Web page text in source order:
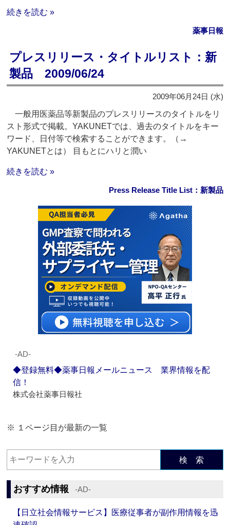
続きを読む »
薬事日報
プレスリリース・タイトルリスト：新
製品 2009/06/24
2009年06月24日 (水)
一般用医薬品等新製品のプレスリリースのタイトルをリ
スト形式で掲載。YAKUNETでは、過去のタイトルをキー
ワード、日付等で検索することができます。（→
YAKUNETとは） 目もとにハリと潤い
続きを読む »
Press Release Title List：新製品
‐AD‐
◆登録無料◆薬事日報メールニュース 業界情報を配
信！
株式会社薬事日報社
※ １ページ目が最新の一覧
検 索
おすすめ情報 ‐AD‐
【日立社会情報サービス】医療従事者が副作用情報を迅